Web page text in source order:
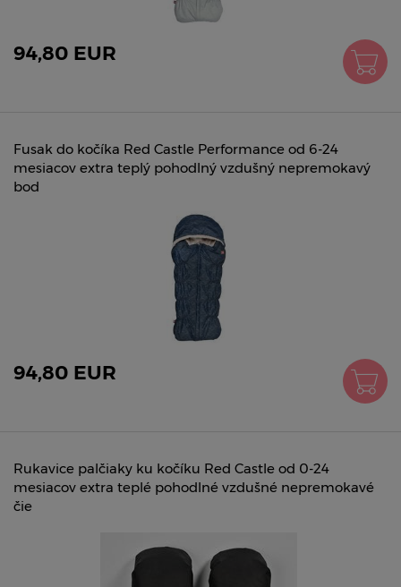
94,80 EUR
Fusak do kočíka Red Castle Performance od 6-24
mesiacov extra teplý pohodlný vzdušný nepremokavý
bod
94,80 EUR
Rukavice palčiaky ku kočíku Red Castle od 0-24
mesiacov extra teplé pohodlné vzdušné nepremokavé
čie